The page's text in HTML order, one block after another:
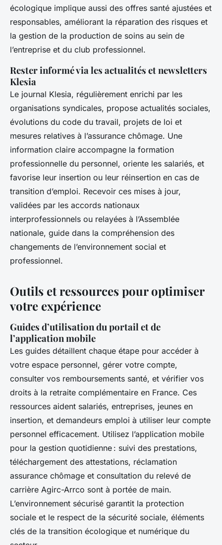
écologique implique aussi des offres santé ajustées et
responsables, améliorant la réparation des risques et
la gestion de la production de soins au sein de
l’entreprise et du club professionnel.
Rester informé via les actualités et newsletters
Klesia
Le journal Klesia, régulièrement enrichi par les
organisations syndicales, propose actualités sociales,
évolutions du code du travail, projets de loi et
mesures relatives à l’assurance chômage. Une
information claire accompagne la formation
professionnelle du personnel, oriente les salariés, et
favorise leur insertion ou leur réinsertion en cas de
transition d’emploi. Recevoir ces mises à jour,
validées par les accords nationaux
interprofessionnels ou relayées à l’Assemblée
nationale, guide dans la compréhension des
changements de l’environnement social et
professionnel.
Outils et ressources pour optimiser
votre expérience
Guides d’utilisation du portail et de
l’application mobile
Les guides détaillent chaque étape pour accéder à
votre espace personnel, gérer votre compte,
consulter vos remboursements santé, et vérifier vos
droits à la retraite complémentaire en France. Ces
ressources aident salariés, entreprises, jeunes en
insertion, et demandeurs emploi à utiliser leur compte
personnel efficacement. Utilisez l’application mobile
pour la gestion quotidienne : suivi des prestations,
téléchargement des attestations, réclamation
assurance chômage et consultation du relevé de
carrière Agirc-Arrco sont à portée de main.
L’environnement sécurisé garantit la protection
sociale et le respect de la sécurité sociale, éléments
clés de la transition écologique et numérique du